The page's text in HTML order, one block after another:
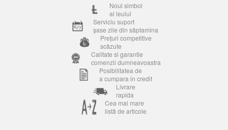
Noul simbol
al leului
Serviciu suport
șase zile din săptamina
Prețuri competitive
scăzute
Calitate si garantie
comenzii dumneavoastra
Posibilitatea de
a cumpara in credit
Livrare
rapida
Cea mai mare
listă de articole